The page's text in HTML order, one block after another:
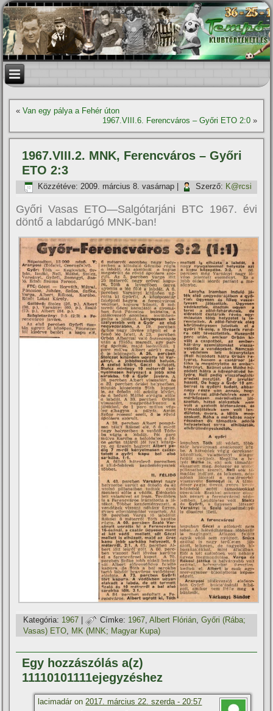
«Van egy pálya a Fehér úton
1967.VIII.6. Ferencváros – Győri ETO 2:0»
1967.VIII.2. MNK, Ferencváros – Győri
ETO 2:3
Közzétéve: 2009. március 8. vasárnap Szerző: K@rcsi
Győri Vasas ETO—Salgótarjáni BTC 1967. évi
döntő a labdarúgó MNK-ban!
Kategória: 1967 | Címke: 1967,Albert Flórián,Győri (Rába;
Vasas) ETO
MK (MNK; Magyar Kupa)
Egy hozzászólás a(z)
11110101111ejegyzéshez
lacimadár on 2017. március 22. szerda - 20:57